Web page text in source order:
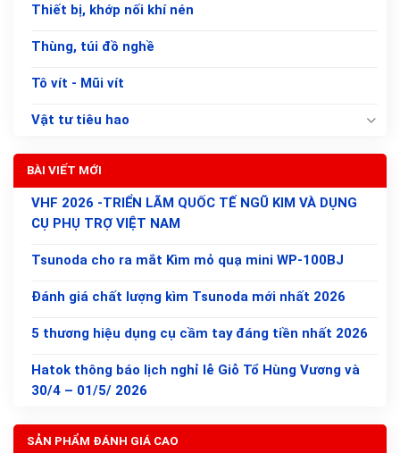
Thiết bị, khớp nối khí nén
Thùng, túi đồ nghề
Tô vít - Mũi vít
Vật tư tiêu hao
BÀI VIẾT MỚI
VHF 2026 -TRIỂN LÃM QUỐC TẾ NGŨ KIM VÀ DỤNG
CỤ PHỤ TRỢ VIỆT NAM
Tsunoda cho ra mắt Kìm mỏ quạ mini WP-100BJ
Đánh giá chất lượng kìm Tsunoda mới nhất 2026
5 thương hiệu dụng cụ cầm tay đáng tiền nhất 2026
Hatok thông báo lịch nghỉ lễ Giỗ Tổ Hùng Vương và
30/4 – 01/5/ 2026
SẢN PHẨM ĐÁNH GIÁ CAO